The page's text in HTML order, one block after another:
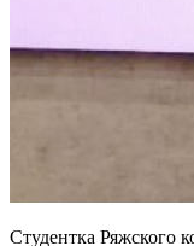
Студентка Ряжского